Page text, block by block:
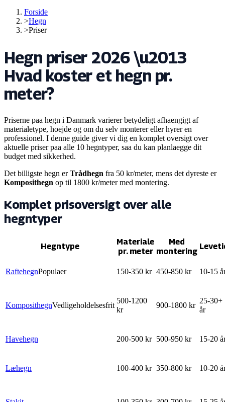
Forside
>Hegn
>Priser
Hegn priser 2026 \u2013
Hvad koster et hegn pr.
meter?
Priserne paa hegn i Danmark varierer betydeligt afhaengigt af
materialetype, hoejde og om du selv monterer eller hyrer en
professionel. I denne guide giver vi dig en komplet oversigt over
aktuelle priser paa alle 10 hegntyper, saa du kan planlaegge dit
budget med sikkerhed.
Det billigste hegn er Trådhegn fra 50 kr/meter, mens det dyreste er
Komposithegn op til 1800 kr/meter med montering.
Komplet prisoversigt over alle
hegntyper
Hegntype
Materiale
pr. meter
Med
montering
RaftehegnPopulaer 150-350 kr 450-850 kr 10-15
KomposithegnVedligeholdelsesfrit
500-1200
kr
900-1800 kr
25-30+
år
Havehegn 200-500 kr 500-950 kr 15-20
Læhegn 100-400 kr 350-800 kr 10-20